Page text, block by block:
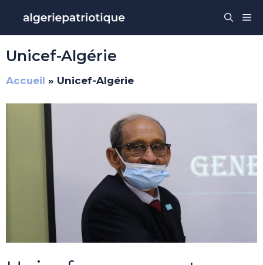
contenu
Unicef-Algérie
Accueil » Unicef-Algérie